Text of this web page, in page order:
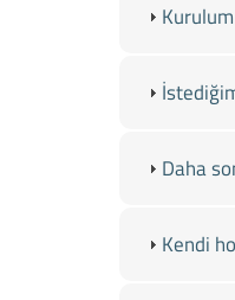
Daha
Kendi